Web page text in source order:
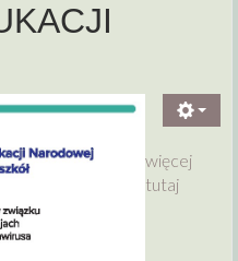
więcej
tutaj